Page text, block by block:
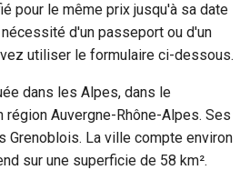
pour le même prix jusqu'à sa date
d'un passeport ou d'un
utiliser le formulaire ci-dessous.
dans les Alpes, dans le
Auvergne-Rhône-Alpes. Ses
Grenoblois. La ville compte environ
sur une superficie de 58 km².